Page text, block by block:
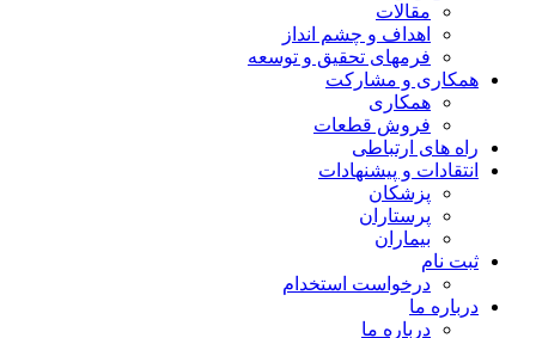
مقالات
اهداف و چشم انداز
فرمهای تحقیق و توسعه
همکاری و مشارکت
همکاری
فروش قطعات
راه های ارتباطی
انتقادات و پيشنهادات
پزشكان
پرستاران
بيماران
ثبت نام
درخواست استخدام
درباره ما
درباره ما